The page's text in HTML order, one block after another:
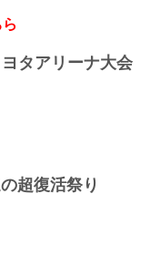
タアリーナ大会
超復活祭り